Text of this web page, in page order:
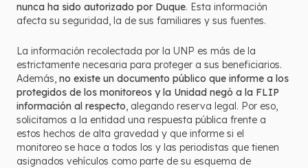
nunca ha sido autorizado por Duque. Esta información
afecta su seguridad, la de sus familiares y sus fuentes.
La información recolectada por la UNP es más de la
estrictamente necesaria para proteger a sus beneficiarios.
Además, no existe un documento público que informe a los
protegidos de los monitoreos y la Unidad negó a la FLIP
información al respecto, alegando reserva legal. Por eso,
solicitamos a la entidad una respuesta pública frente a
estos hechos de alta gravedad y que informe si el
monitoreo se hace a todos los y las periodistas que tienen
asignados vehículos como parte de su esquema de